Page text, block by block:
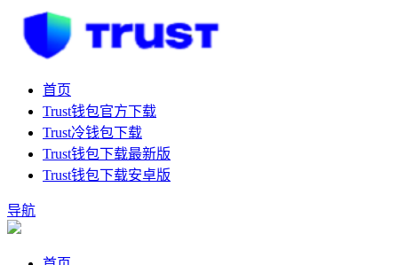
首页
Trust钱包官方下载
Trust冷钱包下载
Trust钱包下载最新版
Trust钱包下载安卓版
导航